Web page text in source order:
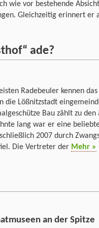
wie vor bestehende
Gleichzeitig erinnert er
ade?
Radebeuler kennen
die Lößnitzstadt
Bau zählt zu
lang war er eine
2007 durch
Die Vertreter der Mehr »
an der Spitze